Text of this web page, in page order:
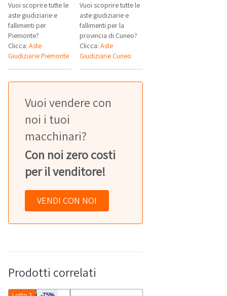
Vuoi scoprire tutte le
aste giudiziarie e
fallimenti per
Piemonte?
Clicca: Aste
Giudiziarie Piemonte
Vuoi scoprire tutte le
aste giudiziarie e
fallimenti per la
provincia di Cuneo?
Clicca:Aste
Giudiziarie Cuneo
Vuoi vendere con
noi i tuoi
macchinari?
Con noi zero costi
per il venditore!
VENDI CON NOI
Prodotti correlati